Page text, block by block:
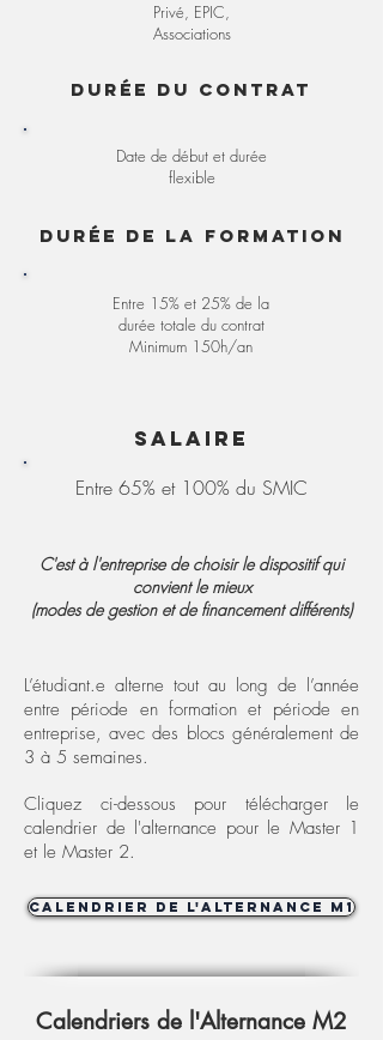
Privé, EPIC,
Associations
Durée du contrat
Date de début et durée
flexible
Durée de la formation
Entre 15% et 25% de la
durée totale du contrat
Minimum 150h/an
Salaire
Entre 65% et 100% du SMIC
C'est à l'entreprise de choisir le dispositif qui
convient le mieux
(modes de gestion et de financement différents)
L’étudiant.e alterne tout au long de l’année
entre période en formation et période en
entreprise,avec des blocs généralement de
3 à 5 semaines.
Cliquez ci-dessous pour télécharger le
calendrier de l'alternance pour le Master 1
et le Master 2.
Calendrier de l'alternance M1
Calendriers de l'Alternance M2